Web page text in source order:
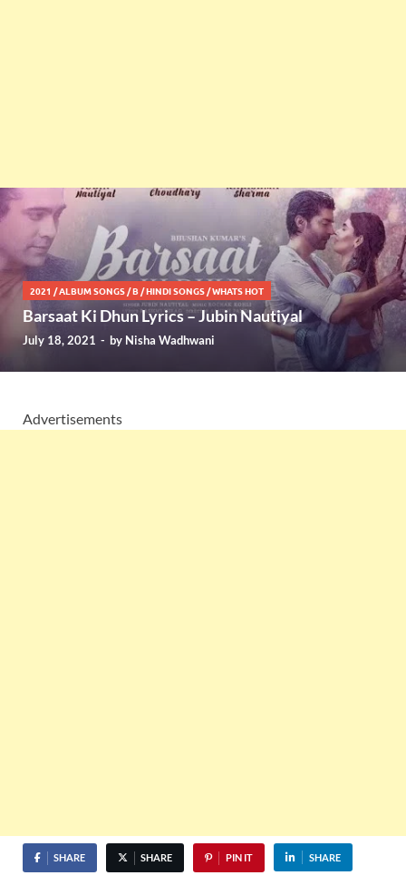
2021 /ALBUM SONGS /B /HINDI SONGS /WHATS HOT
Barsaat Ki Dhun Lyrics – Jubin Nautiyal
July 18, 2021 - by Nisha Wadhwani
Advertisements
SHARE SHARE PIN IT SHARE